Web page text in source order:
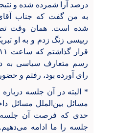
درصد آرا شمرده شده و
به من گفت که جناب
شده است. همان وقت
رییسی زنگ زدم و به او
رسم متعارف سیاسی به
رای آورده بود، رفتم و
* البته در آن جلسه
مسائل بین‌الملل مسائل
حدی که فرصت آن جلسه
جلسه را ما ادامه